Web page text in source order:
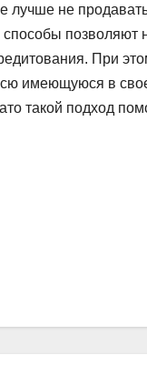
лучше не
позволяют
При
имеющуюся в
такой подход